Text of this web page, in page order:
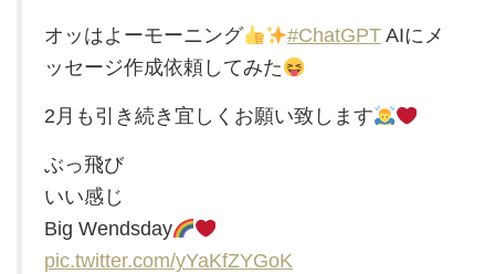
オッはよーモーニング #ChatGPTAIにメ
ッセージ作成依頼してみた
2月も引き続き宜しくお願い致します
ぶっ飛び
いい感じ
Big Wendsday
pic.twitter.com/yYaKfZYGoK